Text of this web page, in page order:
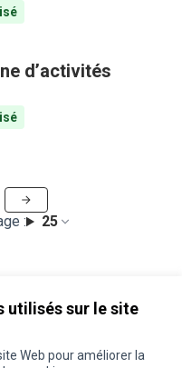
utilisés sur le site
Web pour améliorer la
d’activités
: 25